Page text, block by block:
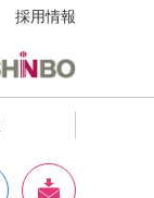
採用情報